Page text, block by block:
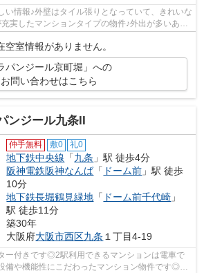
い情報♪外壁はタイル張りとなっていて、きれいな
実したマンションタイプの物件♪外出が多いあな
転車に乗...
空室情報がありません。
パンジール京町堀」への
お問い合わせはこちら
ンジール九条II
仲手無料 敷0 礼0
地下鉄中央線 「九条 」駅 徒歩4分
阪神電鉄阪神なんば「 ドーム前 」駅 徒歩
10分
地下鉄長堀鶴見緑地 「 ドーム前千代崎 」
駅 徒歩11分
築30年
大阪府大阪市西区九条 １丁目4-19
ー付きです◎2駅利用できるマンションは電車で
備や機能性にこだわったマンション物件です◎こ